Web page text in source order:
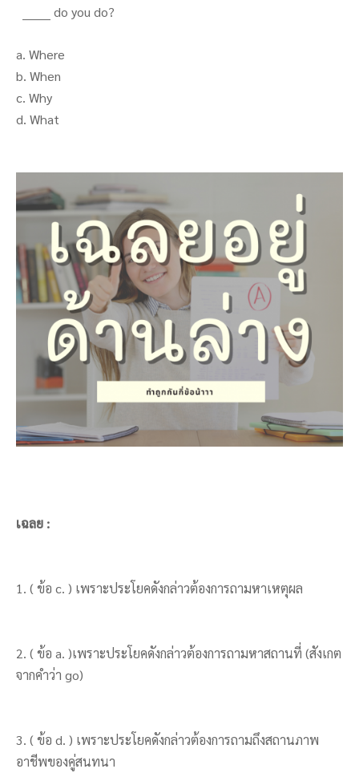
_______ do you do?
a. Where
b. When
c. Why
d. What
เฉลย :
1. ( ข้อ c. ) เพราะประโยคดังกล่าวต้องการถามหาเหตุผล
2. ( ข้อ a. )เพราะประโยคดังกล่าวต้องการถามหาสถานที่ (สังเกต
จากคำว่า go)
3. ( ข้อ d. ) เพราะประโยคดังกล่าวต้องการถามถึงสถานภาพ
อาชีพของคู่สนทนา